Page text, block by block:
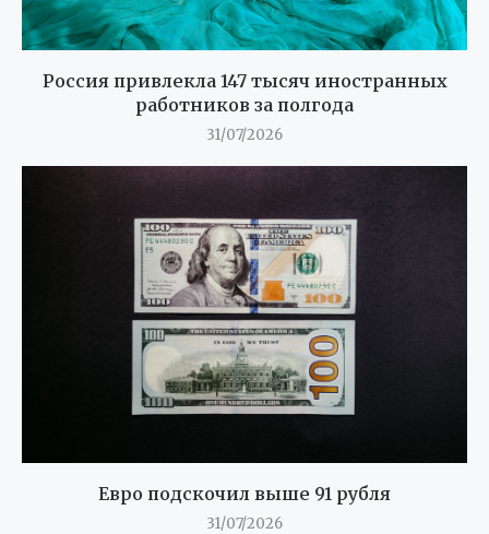
Россия привлекла 147 тысяч иностранных
работников за полгода
31/07/2026
Евро подскочил выше 91 рубля
31/07/2026